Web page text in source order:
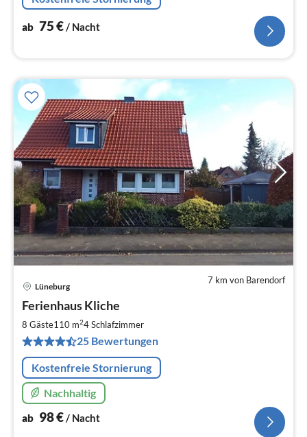
ab 75€/ Nacht
7 km von Barendorf
Lüneburg
Ferienhaus Kliche
8 Gäste110 m24Schlafzimmer
25 Bewertungen
Kostenfreie Stornierung
Nachhaltig
ab 98€/ Nacht